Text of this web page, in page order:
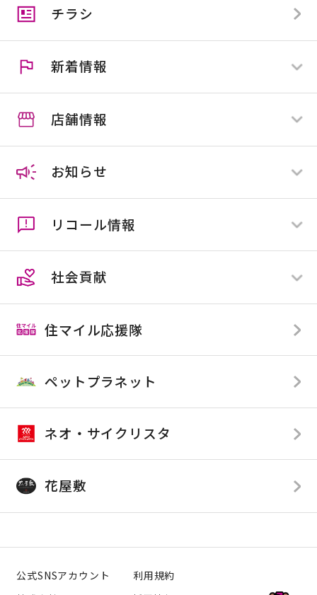
住マイル応援隊
ペットプラネット
ネオ・サイクリスタ
花屋敷
アプリ会員とは
クーポン
カンセキカード
スマイル便
住マイル応援隊
施工協力業者様募集
スマイルカウンター
チラシ
新着情報
すべて
全店舗
店舗限定
店舗情報
ホームセンター
ペットプラネット
ネオ・サイクリスタ
花屋敷
お知らせ
すべて
全店舗
店舗限定
リコール情報
すべて
全店舗
店舗限定
社会貢献
TOP
SDGsへの取り組み
カンセキが応援している企業様
カンセキが提供している番組
公式SNSアカウント
利用規約